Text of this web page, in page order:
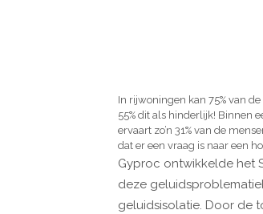
In rijwoningen kan 75% van
55% dit als hinderlijk! Binnen
ervaart zo’n 31% van de
dat er een vraag is naar een
Gyproc ontwikkelde het
deze
geluidsisolatie. Door de